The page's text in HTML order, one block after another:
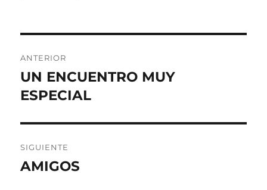
de
entradas
ANTERIOR
Entrada
anterior:
UN ENCUENTRO MUY
ESPECIAL
SIGUIENTE
Entrada
AMIGOS